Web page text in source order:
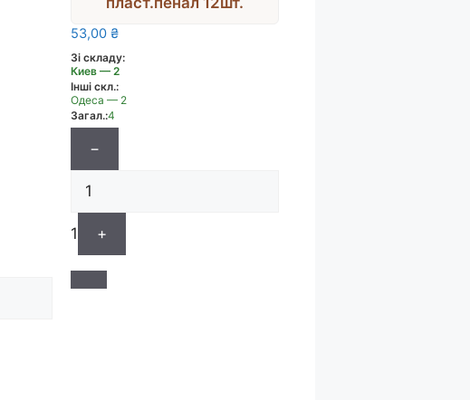
53,00₴
Зі складу:
Киев — 2
Інші скл.:
Одеса — 2
Загал.:4
−
1 +